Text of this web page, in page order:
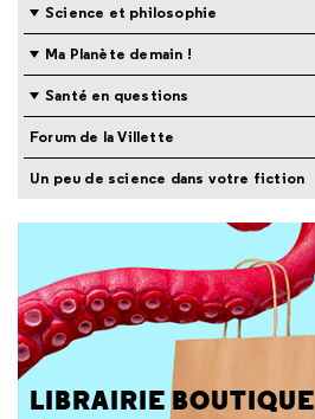
Science et philosophie
Ma Planète demain !
Santé en questions
Forum de la Villette
Un peu de science dans votre fiction
LIBRAIRIE BOUTIQUE